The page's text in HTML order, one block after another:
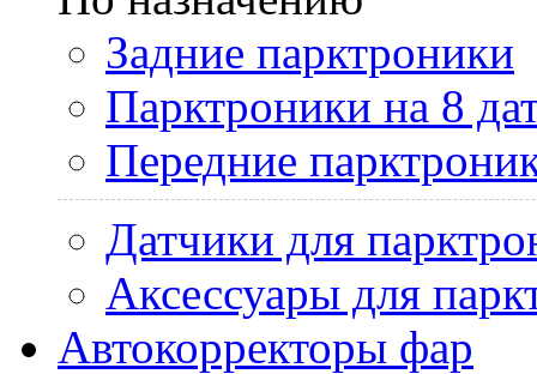
Задние парктроники
Парктроники на 8
Передние
Датчики для
Аксессуары для
Автокорректоры фар